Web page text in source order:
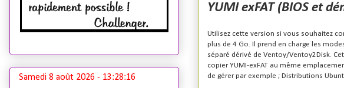
YUMI exFAT (BIOS et
Utilisez cette version si vous souhaitez
plus de 4 Go. Il prend en charge les
séparé dérivé de Ventoy/Ventoy2Disk.
copier YUMI-exFAT au même
de gérer par exemple ; Distributions
Samedi 8 août 2026 - 13:28:17